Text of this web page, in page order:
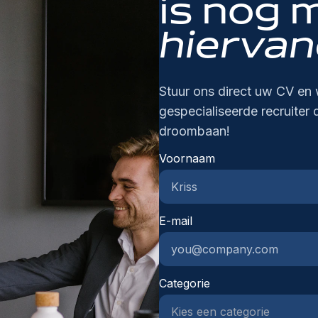
et
is nog
Stuur ons direct uw CV
gespecialiseerde recruiter
droombaan!
Voornaam
E-mail
Categorie